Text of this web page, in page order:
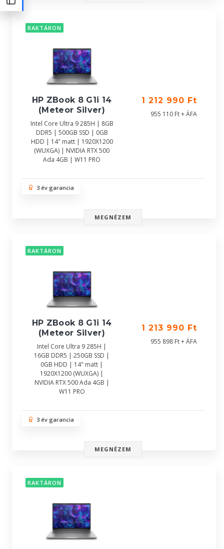
RAKTÁRON
HP ZBook 8 G1i 14
(Meteor Silver)
Intel Core Ultra 9 285H | 8GB
DDR5 | 500GB SSD | 0GB
HDD | 14" matt | 1920X1200
(WUXGA) | NVIDIA RTX 500
Ada 4GB | W11 PRO
1 212 990 Ft
955 110 Ft + ÁFA
3 év garancia
MEGNÉZEM
RAKTÁRON
HP ZBook 8 G1i 14
(Meteor Silver)
Intel Core Ultra 9 285H |
16GB DDR5 | 250GB SSD |
0GB HDD | 14" matt |
1920X1200 (WUXGA) |
NVIDIA RTX 500 Ada 4GB |
W11 PRO
1 213 990 Ft
955 898 Ft + ÁFA
3 év garancia
MEGNÉZEM
RAKTÁRON